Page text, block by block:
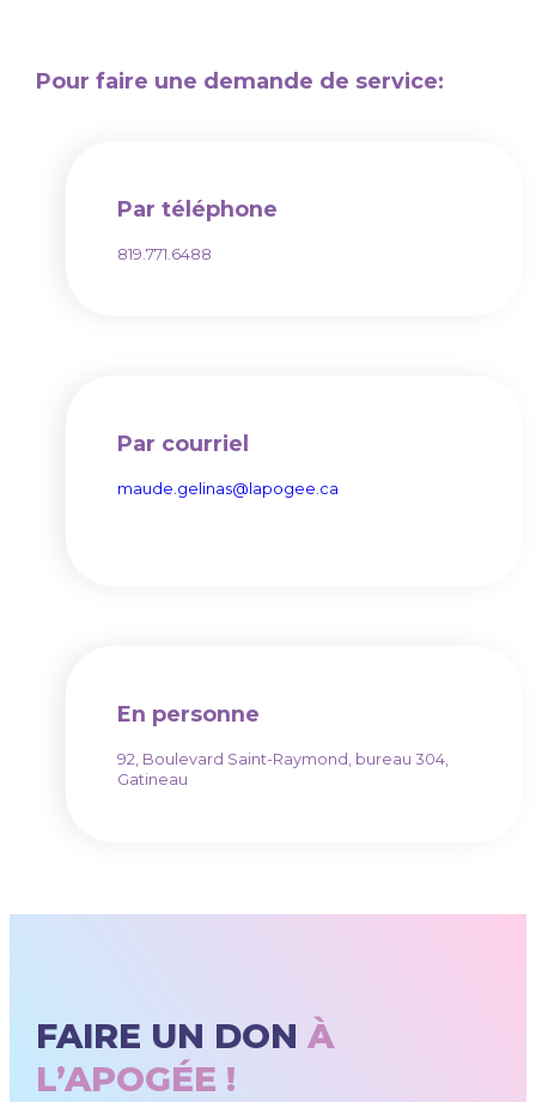
Pour faire une demande de service:
Par téléphone
819.771.6488
Par courriel
maude.gelinas@lapogee.ca
En personne
92, Boulevard Saint-Raymond, bureau 304,
Gatineau
FAIRE UN DON À
L’APOGÉE !